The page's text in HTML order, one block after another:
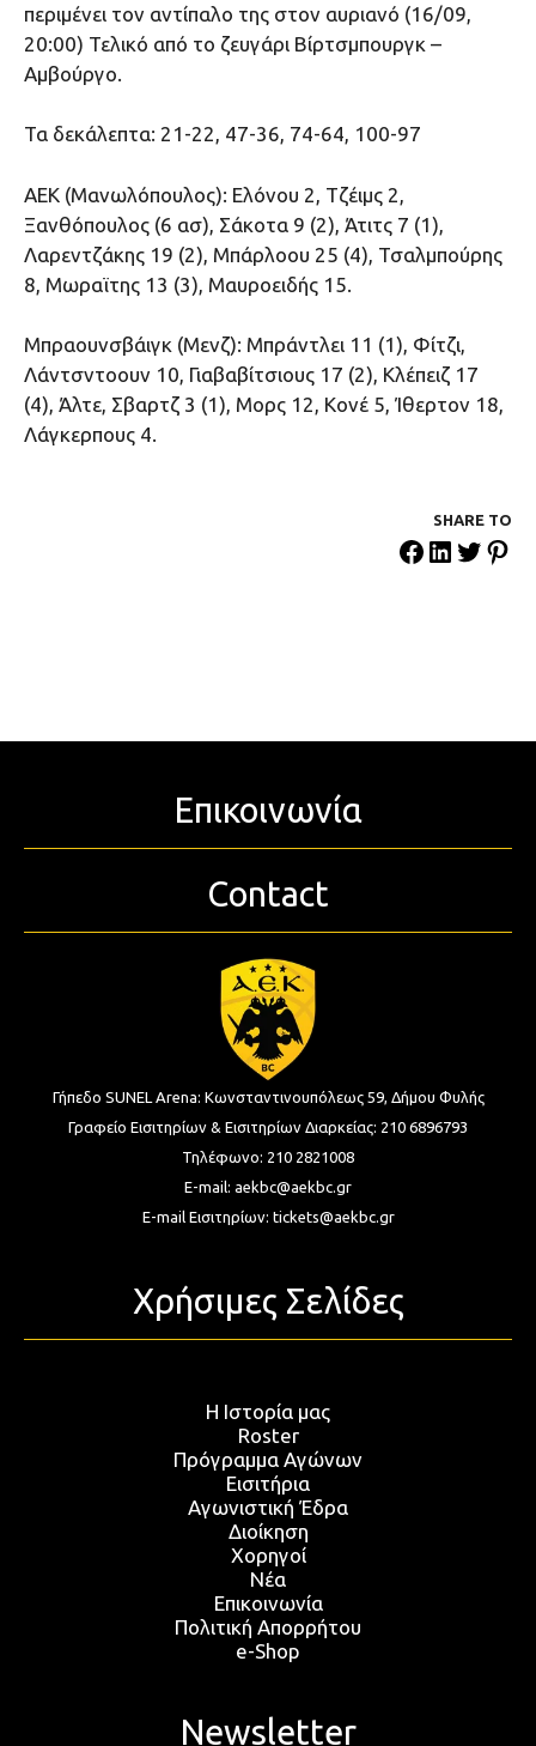
περιμένει τον αντίπαλο της στον αυριανό (16/09,
20:00) Τελικό από το ζευγάρι Βίρτσμπουργκ –
Αμβούργο.
Τα δεκάλεπτα: 21-22, 47-36, 74-64, 100-97
ΑΕΚ (Μανωλόπουλος): Ελόνου 2, Τζέιμς 2,
Ξανθόπουλος (6 ασ), Σάκοτα 9 (2), Άτιτς 7 (1),
Λαρεντζάκης 19 (2), Μπάρλοου 25 (4), Τσαλμπούρης
8, Μωραϊτης 13 (3), Μαυροειδής 15.
Μπραουνσβάιγκ (Μενζ): Μπράντλει 11 (1), Φίτζι,
Λάντσντοουν 10, Γιαβαβίτσιους 17 (2), Κλέπειζ 17
(4), Άλτε, Σβαρτζ 3 (1), Μορς 12, Κονέ 5, Ίθερτον 18,
Λάγκερπους 4.
SHARE ΤΟ
Επικοινωνία
Contact
Γήπεδο SUNEL Arena: Κωνσταντινουπόλεως 59, Δήμου Φυλής
Γραφείο Εισιτηρίων & Εισιτηρίων Διαρκείας: 210 6896793
Τηλέφωνο: 210 2821008
E-mail: aekbc@aekbc.gr
E-mail Εισιτηρίων: tickets@aekbc.gr
Χρήσιμες Σελίδες
Η Ιστορία μας
Roster
Πρόγραμμα Αγώνων
Εισιτήρια
Αγωνιστική Έδρα
Διοίκηση
Χορηγοί
Νέα
Επικοινωνία
Πολιτική Απορρήτου
e-Shop
Newsletter